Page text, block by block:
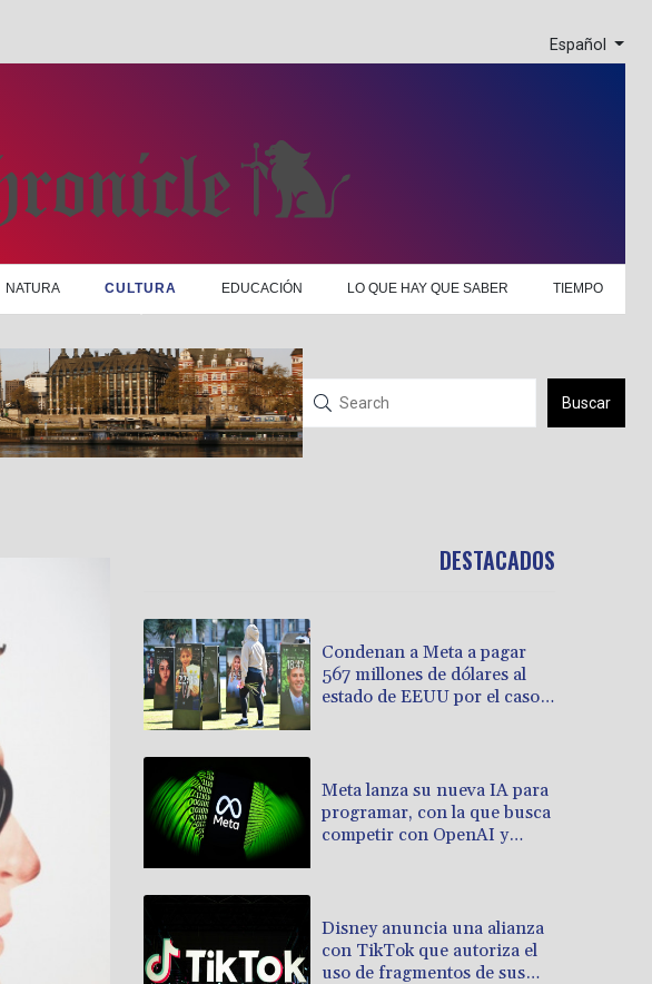
Español
NATURA CULTURA EDUCACIÓN LO QUE HAY QUE SABER TIEMPO
Buscar
DESTACADOS
Condenan a Meta a pagar
567 millones de dólares al
estado de EEUU por el caso
Meta lanza su nueva IA para
programar, con la que busca
competir con OpenAI y
Disney anuncia una alianza
con TikTok que autoriza el
uso de fragmentos de sus